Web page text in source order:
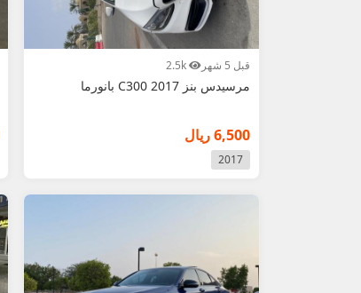
قبل 5 شهر
مرسيدس بنز 2017 C300 بانورما
6,500 ريال
2017